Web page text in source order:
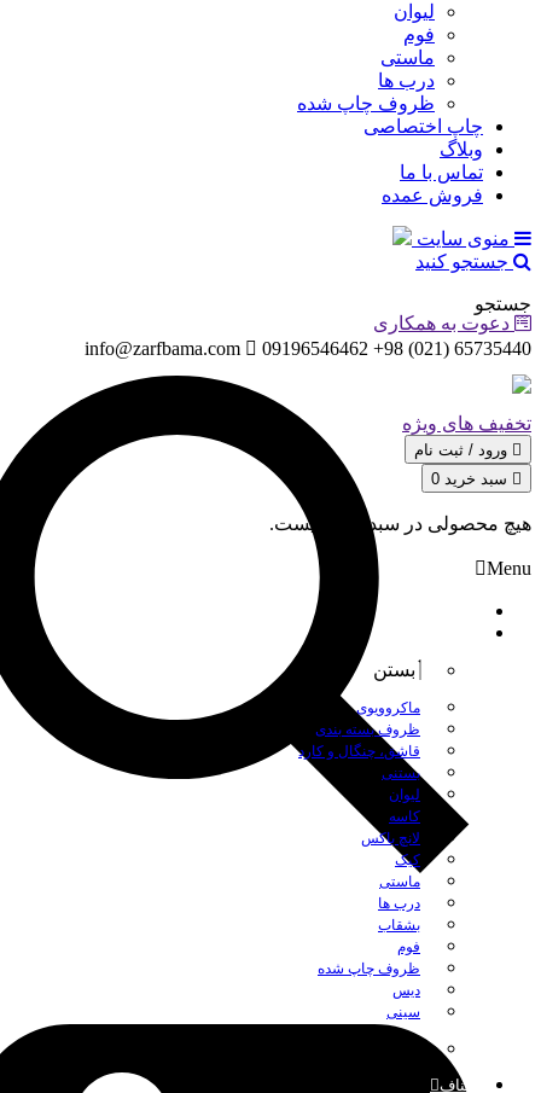
لیوان
فوم
ماستی
درب ها
ظروف چاپ شده
چاپ اختصاصی
وبلاگ
تماس با ما
فروش عمده
منوی سایت
جستجو کنید
جستجو
دعوت به همکاری
65735440 (021) 98+ 09196546462
info@zarfbama.com
تخفیف های ویژه
سبد خرید 0
هیچ محصولی در سبد خرید نیست.
Menu
بستن
ماکروویوی
ظروف بسته بندی
قاشق، چنگال و کارد
بستنی
لیوان
کاسه
لانچ باکس
کیک
ماستی
درب ها
بشقاب
فوم
ظروف چاپ شده
دیس
سینی
اصناف